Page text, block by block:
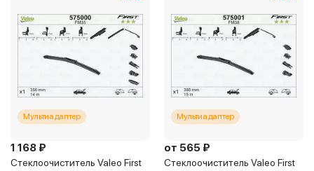
Мультиадаптер
1 168 ₽
Стеклоочиститель Valeo First
Мультиадаптер
от 565 ₽
Стеклоочиститель Valeo First